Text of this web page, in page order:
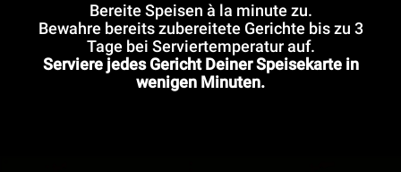
Bereite Speisen à la minute zu.
Bewahre bereits zubereitete Gerichte bis zu 3
Tage bei Serviertemperatur auf.
Serviere jedes Gericht Deiner Speisekarte in
wenigen Minuten.